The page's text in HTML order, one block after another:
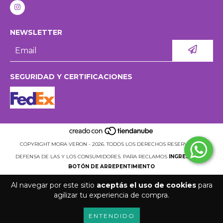
Al navegar por este sitio aceptás el uso de cookiespara
agilizar tu experiencia de compra.
ENTENDIDO
NEWSLETTER
SEGURIDAD Y CERTIFICACIONES
COPYRIGHT MORA VERON - 2026. TODOS LOS DERECHOS RESERVADOS.
DEFENSA DE LAS Y LOS CONSUMIDORES. PARA RECLAMOS INGRESÁ ACÁ.
BOTÓN DE ARREPENTIMIENTO